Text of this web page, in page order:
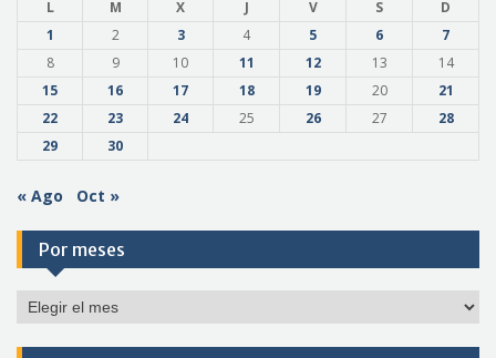
L M X J V S
D
1
2 3 4 5 6
7
8
9 10 11 12 13
14
15
16 17 18 19 20
21
22
23 24 25 26 27
28
29
30
« Ago Oct »
Por meses
Por